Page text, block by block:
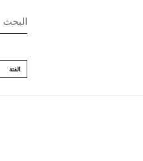
اﻟﻔﺌﺔ